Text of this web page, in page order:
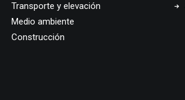
Transporte y elevación
Medio ambiente
Construcción